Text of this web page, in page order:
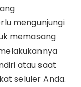
mengunjungi
memasang
atau saat
seluler Anda.